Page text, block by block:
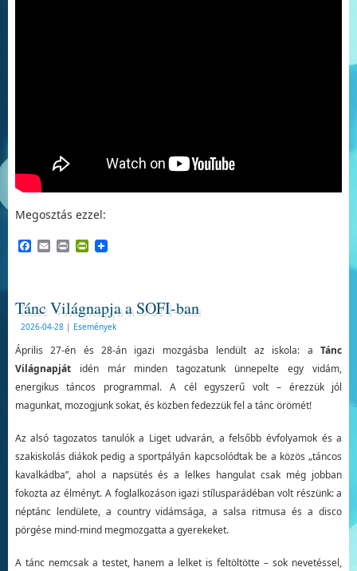
Megosztás ezzel:
Facebook
EmailPrintPrintFriendly
Tánc Világnapja a SOFI-ban
2026-04-28 | Események
Április 27-én és 28-án igazi mozgásba lendült az iskola: aTánc
Világnapjátidén már minden tagozatunk ünnepelte egy vidám,
energikus táncos programmal. A cél egyszerű volt – érezzük jól
magunkat, mozogjunk sokat, és közben fedezzük fel a tánc örömét!
Az alsó tagozatos tanulók a Liget udvarán, a felsőbb évfolyamok és a
szakiskolás diákok pedig a sportpályán kapcsolódtak be a közös „táncos
kavalkádba”, ahol a napsütés és a lelkes hangulat csak még jobban
fokozta az élményt. A foglalkozáson igazi stílusparádéban volt részünk: a
néptánc lendülete, a country vidámsága, a salsa ritmusa és a disco
pörgése mind-mind megmozgatta a gyerekeket.
A tánc nemcsak a testet, hanem a lelket is feltöltötte – sok nevetéssel,